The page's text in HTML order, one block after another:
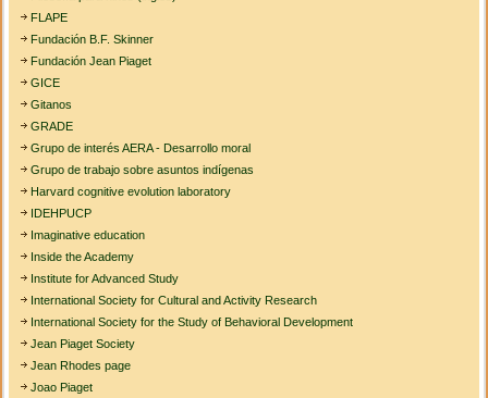
FLAPE
Fundación B.F. Skinner
Fundación Jean Piaget
GICE
Gitanos
GRADE
Grupo de interés AERA - Desarrollo moral
Grupo de trabajo sobre asuntos indígenas
Harvard cognitive evolution laboratory
IDEHPUCP
Imaginative education
Inside the Academy
Institute for Advanced Study
International Society for Cultural and Activity Research
International Society for the Study of Behavioral Development
Jean Piaget Society
Jean Rhodes page
Joao Piaget